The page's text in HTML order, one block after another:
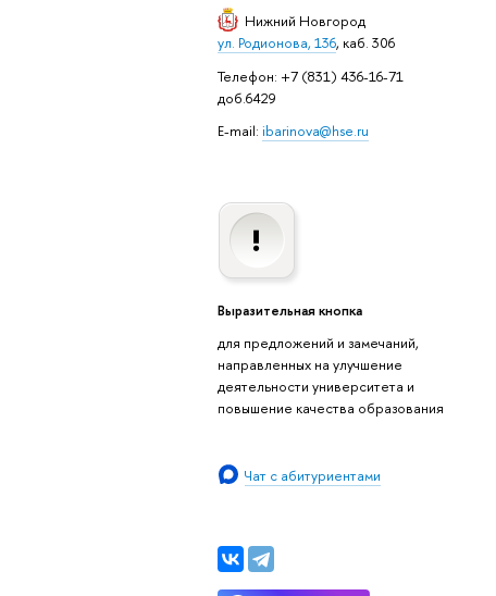
Нижний Новгород
ул. Родионова, 136, каб. 306
Телефон: +7 (831) 436-16-71
доб.6429
E-mail: ibarinova@hse.ru
Выразительная кнопка
для предложений и замечаний,
направленных на улучшение
деятельности университета и
повышение качества образования
Чат с абитуриентами